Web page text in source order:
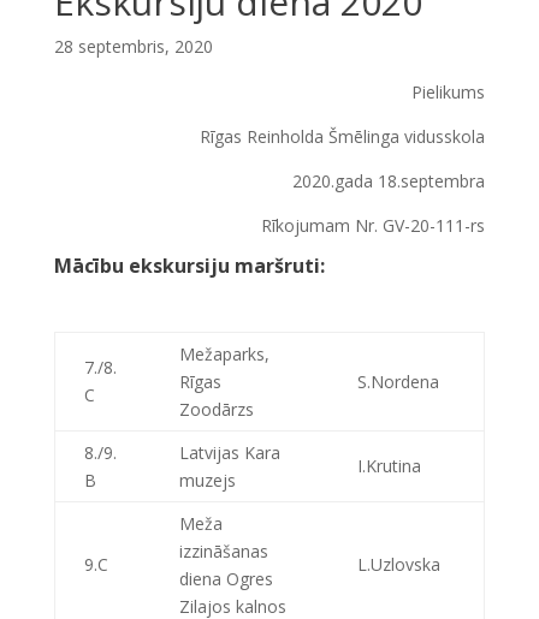
28 septembris, 2020
Pielikums
Rīgas Reinholda Šmēlinga vidusskola
2020.gada 18.septembra
Rīkojumam Nr. GV-20-111-rs
Mācību ekskursiju maršruti:
7./8.
C
Mežaparks,
Rīgas
Zoodārzs
S.Nordena
8./9.
B
Latvijas Kara
muzejs
I.Krutina
9.C
Meža
izzināšanas
diena Ogres
Zilajos kalnos
L.Uzlovska